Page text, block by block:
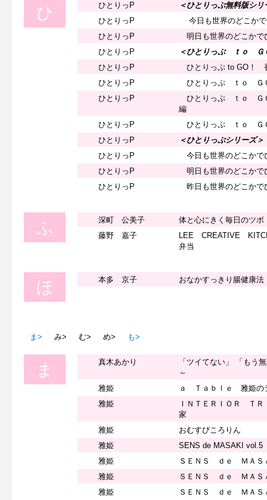
ひ ひとりっP
＜ひとりっぷ無料版シリ
ひとりっP
今日も世界のどこか
ひとりっP
明日も世界のどこか
ひとりっP
＜ひとりっぷ ｔｏ Ｇ
ひとりっP
ひとりっぷ to GO！
ひとりっP
ひとりっぷ ｔｏ Ｇ
ひとりっP
ひとりっぷ ｔｏ Ｇ
編
ひとりっP
ひとりっぷ ｔｏ Ｇ
ひとりっP
＜ひとりっぷシリーズ＞
ひとりっP
今日も世界のどこかで
ひとりっP
明日も世界のどこか
ひとりっP
昨日も世界のどこか
ふ 深町 公美子
体と心にきく毎日のツボ
藤野 嘉子
LEE CREATIVE
弁当
ほ 本多 京子 おなかすっきり腸健康法
ま> み> む> め> も>
ま 真木あかり
「ツイてない」 「もう
～
雅姫
ａ Ｔａｂｌｅ 雅姫の
雅姫
ＩＮＴＥＲＩＯＲ Ｔ
家
雅姫
おむすびころりん
雅姫
SENS de MASAKI vol.5
雅姫
ＳＥＮＳ ｄｅ ＭＡＳ
雅姫
ＳＥＮＳ ｄｅ ＭＡＳ
雅姫
ＳＥＮＳ ｄｅ ＭＡＳ